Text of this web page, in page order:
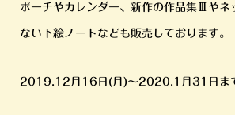
ポーチやカレンダー、新作の作品集Ⅲやネ
ない下絵ノートなども販売しております。
2019.12月16日(月)〜2020.1月31日まで